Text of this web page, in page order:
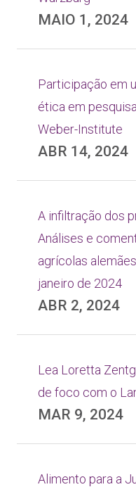
MAIO 1, 2024
Participação em
ética em
Weber-Institute
ABR 14, 2024
A infiltração dos
Análises e
agrícolas
janeiro de 2024
ABR 2, 2024
Lea Loretta
de foco com o
MAR 9, 2024
Alimento para a